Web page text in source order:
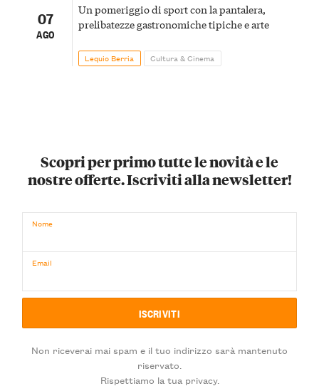
07
AGO
Un pomeriggio di sport con la pantalera,
prelibatezze gastronomiche tipiche e arte
Lequio Berria Cultura & Cinema
Scopri per primo tutte le novità e le
nostre offerte. Iscriviti alla newsletter!
Nome
Email
Non riceverai mai spam e il tuo indirizzo sarà mantenuto
riservato.
Rispettiamo la tua privacy.